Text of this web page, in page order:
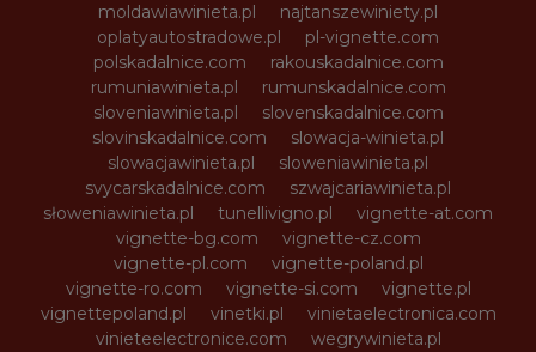
moldawiawinieta.pl
najtanszewiniety.pl
oplatyautostradowe.pl
pl-vignette.com
polskadalnice.com
rakouskadalnice.com
rumuniawinieta.pl
rumunskadalnice.com
sloveniawinieta.pl
slovenskadalnice.com
slovinskadalnice.com
slowacja-winieta.pl
slowacjawinieta.pl
sloweniawinieta.pl
svycarskadalnice.com
szwajcariawinieta.pl
słoweniawinieta.pl
tunellivigno.pl
vignette-at.com
vignette-bg.com
vignette-cz.com
vignette-pl.com
vignette-poland.pl
vignette-ro.com
vignette-si.com
vignette.pl
vignettepoland.pl
vinetki.pl
vinietaelectronica.com
vinieteelectronice.com
wegrywinieta.pl